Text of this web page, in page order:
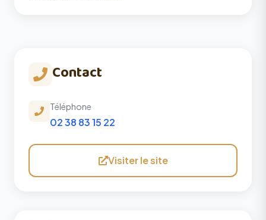
Contact
Téléphone
02 38 83 15 22
Visiter le site